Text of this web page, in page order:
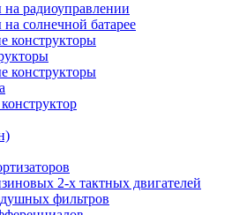
радиоуправлении
солнечной батарее
конструкторы
конструкторы
2-х тактных двигателей
фильтров